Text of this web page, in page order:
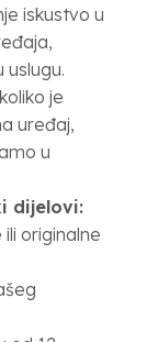
iskustvo u
uslugu.
je
uređaj,
u
dijelovi:
originalne